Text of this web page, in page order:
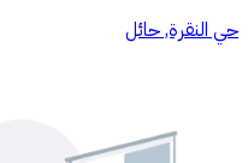
حي النقرة, حائل